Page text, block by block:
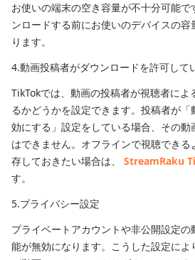
お使いの端末の空き容量が不十分可能で
ンロードする前にお使いのデバイスの
ります。
4.動画投稿者がダウンロードを許可して
TikTokでは、動画の投稿者が視聴者によ
るかどうかを設定できます。投稿者が
効にする」設定をしている場合、その動
はできません。オフラインで視聴でき
存しておきたい場合は、 StreamRaku
す。
5.プライバシー設定
プライベートアカウントや非公開設定
能が無効になります。こうした設定に